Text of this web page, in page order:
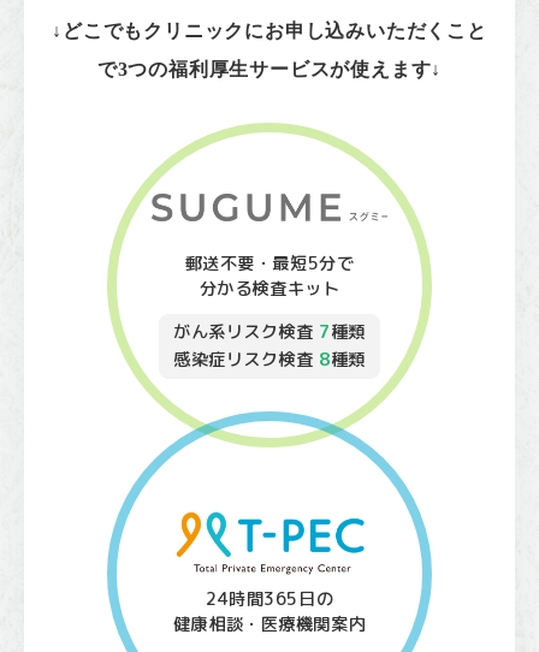
↓どこでもクリニックにお申し込みいただくこと
で3つの福利厚生サービスが使えます↓
郵送不要・最短5分で
分かる検査キット
がん系リスク検査 7種類
感染症リスク検査 8種類
24時間365日の
健康相談・医療機関案内